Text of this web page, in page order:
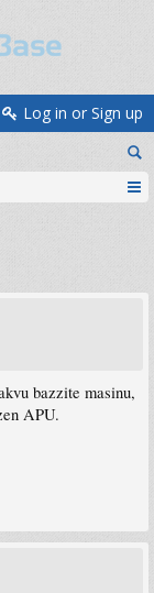
Log in or Sign up
bazzite masinu,
APU.